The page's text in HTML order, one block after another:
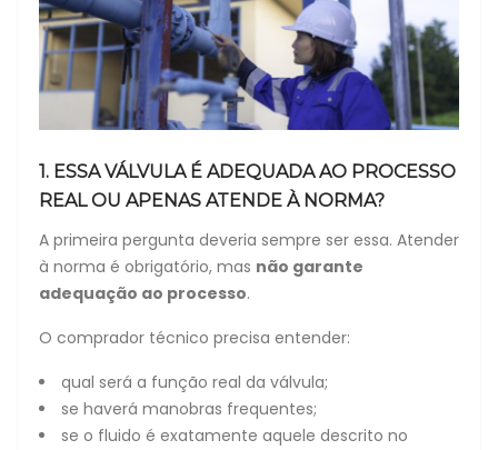
1. ESSA VÁLVULA É ADEQUADA AO PROCESSO
REAL OU APENAS ATENDE À NORMA?
A primeira pergunta deveria sempre ser essa. Atender
à norma é obrigatório, mas não garante
adequação ao processo.
O comprador técnico precisa entender:
qual será a função real da válvula;
se haverá manobras frequentes;
se o fluido é exatamente aquele descrito no